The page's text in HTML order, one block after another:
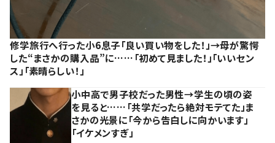
修学旅行へ行った小6息子「良い買い物をした！」→母が驚愕
した“まさかの購入品”に……「初めて見ました！」「いいセン
ス」「素晴らしい！」
小中高で男子校だった男性→学生の頃の姿
を見ると……「共学だったら絶対モテてた」ま
さかの光景に「今から告白しに向かいます」
「イケメンすぎ」